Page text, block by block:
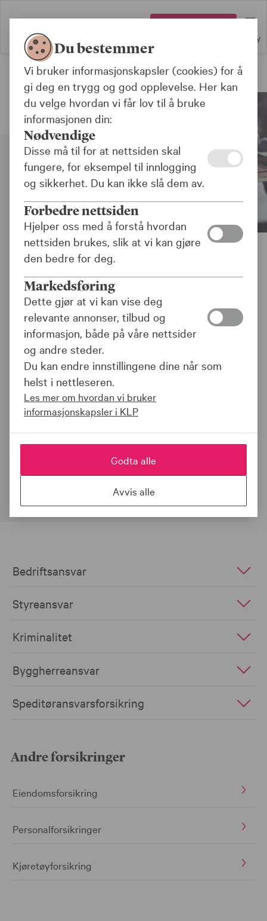
Meny
Forsikring for bedrifter
Ansvarsforsikringer for
bedrifter
Trygghet ved skade på tredjeperson og
dennes eiendeler.
Ansvarsforsikringen omfatter rettslig
erstatningsansvar som bedriften kan
pådra seg for skade på tredjemanns
Be om tilbud
Bedriftsansvar
Styreansvar
Kriminalitet
Byggherreansvar
Speditøransvarsforsikring
Andre forsikringer
Eiendomsforsikring
Personalforsikringer
Kjøretøyforsikring
Du bestemmer
Vi bruker informasjonskapsler (cookies) for å
gi deg en trygg og god opplevelse. Her kan
du velge hvordan vi får lov til å bruke
informasjonen din:
Nødvendige
Disse må til for at nettsiden skal
fungere, for eksempel til innlogging
og sikkerhet. Du kan ikke slå dem av.
Forbedre nettsiden
Hjelper oss med å forstå hvordan
nettsiden brukes, slik at vi kan gjøre
den bedre for deg.
Markedsføring
Dette gjør at vi kan vise deg
relevante annonser, tilbud og
informasjon, både på våre nettsider
og andre steder.
Du kan endre innstillingene dine når som
helst i nettleseren.
Les mer om hvordan vi bruker
informasjonskapsler i KLP
Godta alle
Avvis alle